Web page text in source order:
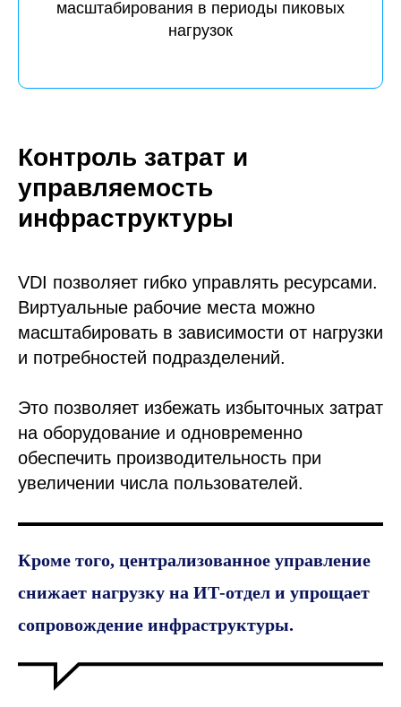
масштабирования в периоды пиковых
нагрузок
Контроль затрат и
управляемость
инфраструктуры
VDI позволяет гибко управлять ресурсами.
Виртуальные рабочие места можно
масштабировать в зависимости от нагрузки
и потребностей подразделений.
Это позволяет избежать избыточных затрат
на оборудование и одновременно
обеспечить производительность при
увеличении числа пользователей.
Кроме того, централизованное управление
снижает нагрузку на ИТ-отдел и упрощает
сопровождение инфраструктуры.